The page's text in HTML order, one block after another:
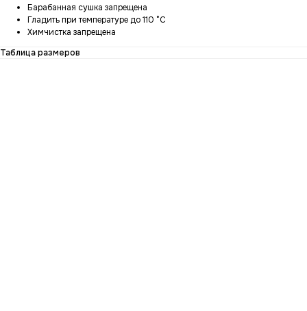
Барабанная сушка запрещена
Гладить при температуре до 110 °C
Химчистка запрещена
Таблица размеров